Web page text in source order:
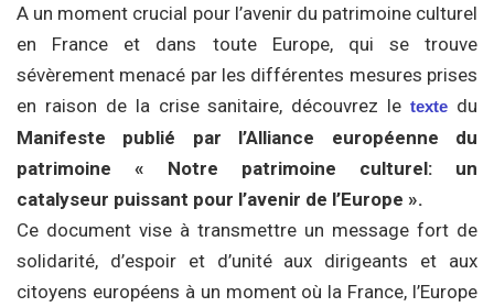
A un moment crucial pour l’avenir du patrimoine culturel
en France et dans toute Europe, qui se trouve
sévèrement menacé par les différentes mesures prises
en raison de la crise sanitaire, découvrez letexte du
Manifeste publié par l’Alliance européenne du
patrimoine « Notre patrimoine culturel: un
catalyseur puissant pour l’avenir de l’Europe ».
Ce document vise à transmettre un message fort de
solidarité, d’espoir et d’unité aux dirigeants et aux
citoyens européens à un moment où la France, l’Europe